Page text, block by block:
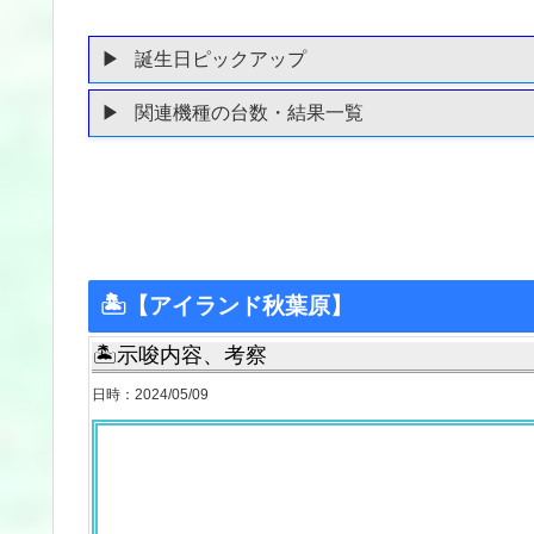
誕生日ピックアップ
関連機種の台数・結果一覧
🏝【アイランド秋葉原】
🏝示唆内容、考察
日時：2024/05/09